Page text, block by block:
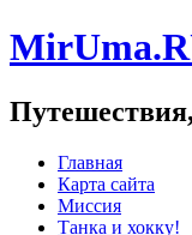
Главная
Карта сайта
Миссия
Танка и хокку!